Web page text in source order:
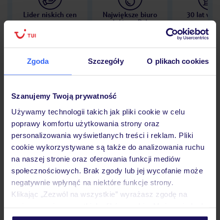
Zgoda Szczegóły O plikach cookies
Szanujemy Twoją prywatność
Używamy technologii takich jak pliki cookie w celu
poprawy komfortu użytkowania strony oraz
personalizowania wyświetlanych treści i reklam. Pliki
cookie wykorzystywane są także do analizowania ruchu
na naszej stronie oraz oferowania funkcji mediów
społecznościowych. Brak zgody lub jej wycofanie może
negatywnie wpłynąć na niektóre funkcje strony.
Klikając „Zezwól na wszystkie” wyrażasz zgodę na
personalizować swój wybór wchodząc w zakładkę
Lider niskich cen
Największe biuro
podróży w Polsce
30 lat w
Opinie
Pokoje
Wyżywienie